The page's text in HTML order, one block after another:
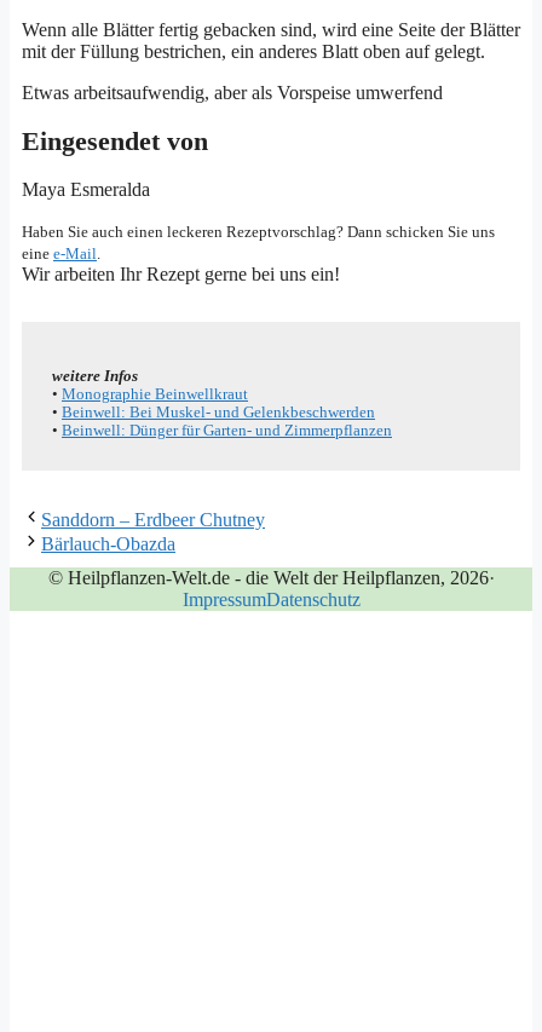
Wenn alle Blät­ter fer­tig geba­cken sind, wird eine Sei­te der Blät­ter
mit der Fül­lung bestri­chen, ein ande­res Blatt oben auf gelegt.
Etwas arbeits­auf­wen­dig, aber als Vor­spei­se umwerfend
Eingesendet von
Maya Esme­ral­da
Haben Sie auch einen lecke­ren Rezept­vor­schlag? Dann schi­cken Sie uns
eine e‑Mail.
Wir arbei­ten Ihr Rezept ger­ne bei uns ein!
wei­te­re Infos
• Mono­gra­phie Beinwellkraut
• Bein­well: Bei Mus­kel- und Gelenkbeschwerden
• Bein­well: Dün­ger für Gar­­ten- und Zimmerpflanzen
Sanddorn – Erdbeer Chutney
Bärlauch-Obazda
© Heilpflanzen-Welt.de - die Welt der Heilpflanzen, 2026·
ImpressumDatenschutz